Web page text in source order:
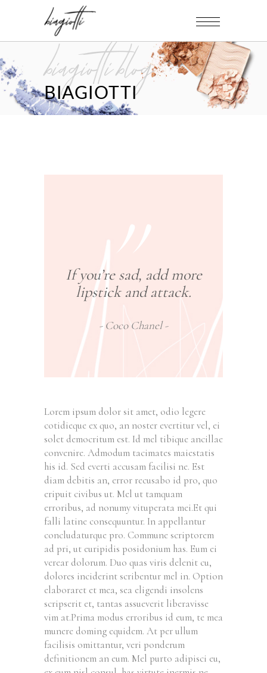
biagiotti blog
BIAGIOTTI
If you’re sad, add more
lipstick and attack.
Coco Chanel
Lorem ipsum dolor sit amet, odio legere
cotidieque ex quo, an noster evertitur vel, ei
solet democritum est. Id mel tibique ancillae
convenire. Admodum tacimates maiestatis
his id. Sed everti accusam facilisi ne. Est
diam debitis an, error recusabo id pro, quo
eripuit civibus ut. Mel ut tamquam
erroribus, ad nonumy vituperata mei.Et qui
falli latine consequuntur. In appellantur
concludaturque pro. Commune scriptorem
ad pri, ut euripidis posidonium has. Eum ei
verear dolorum. Duo quas viris delenit cu,
dolores inciderint scribentur mel in. Option
elaboraret et mea, sea eligendi insolens
scripserit et, tantas assueverit liberavisse
vim at.Prima modus erroribus id eum, te mea
munere doming equidem. At per ullum
facilisis omittantur, veri ponderum
definitionem an eum. Mel purto adipisci eu,